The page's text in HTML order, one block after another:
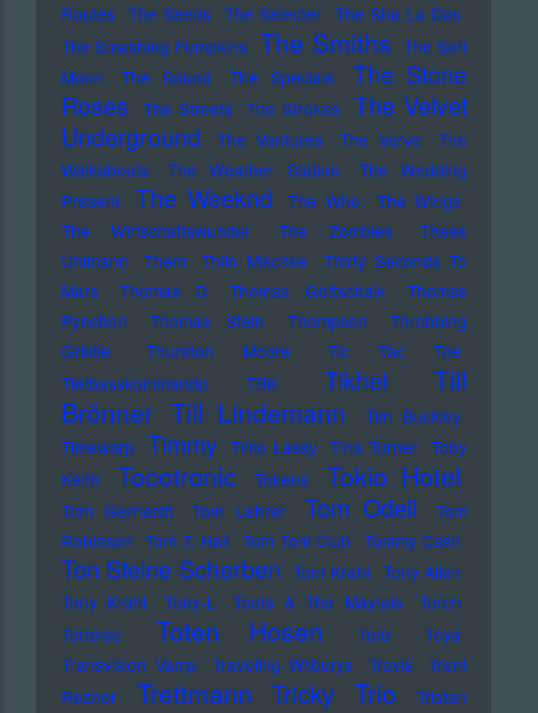
Routes The Seeds The Selecter The Sha La Das
The Smashing Pumpkins The Smiths The Soft
Moon
The Sound The Specials
The Stone
Roses
The Streets The Strokes
The Velvet
Underground
The Ventures The Verve
The
Walkabouts
The Weather Station
The Wedding
Present
The Weeknd The Who
The Wings
The Wirtschaftswunder
The Zombies
Thees
Uhlmann
Them Thilo Mischke
Thirty Seconds To
Mars
Thomas D Thomas Gottschalk
Thomas
Pynchon
Thomas Stein Thompson
Throbbing
Gristle
Thurston Moore
Tic Tac Toe
Tiefbasskommando TBK
Tikhet
Till
Brönner Till Lindemann
Tim Buckley
Timewarp Timmy Timo Lassy Tina Turner Toby
Keith
Tocotronic Tokens Tokio Hotel
Tom Gerhardt Tom Lehrer Tom Odell
Tom
Robinson Tom T. Hall Tom Tom Club Tommy Cash
Ton Steine Scherben Toni Krahl Tony Allen
Tony Krahl
Tony-L Toots & The Maytals
Torch
Tortoise
Toten Hosen Toto
Toya
Transvision Vamp
Traveling Wilburys Travis
Trent
Reznor
Trettmann Tricky Trio
Tristan